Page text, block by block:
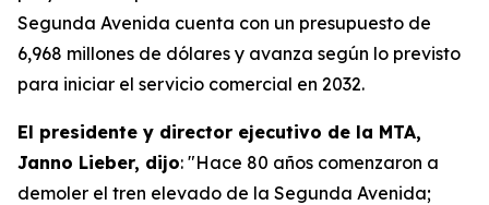
Segunda Avenida cuenta con un presupuesto de
6,968 millones de dólares y avanza según lo previsto
para iniciar el servicio comercial en 2032.
El presidente y director ejecutivo de la MTA,
Janno Lieber, dijo: "Hace 80 años comenzaron a
demoler el tren elevado de la Segunda Avenida;